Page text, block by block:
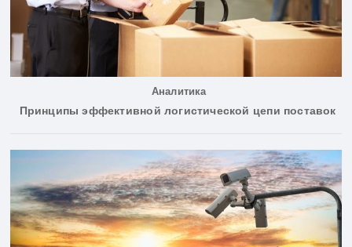
Аналитика
Принципы эффективной логистической цепи поставок